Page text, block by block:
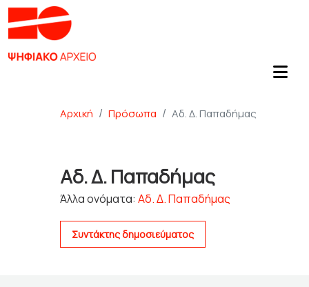
Αρχική Πρόσωπα Αδ. Δ. Παπαδήμας
Αδ. Δ. Παπαδήμας
Άλλα ονόματα: Αδ. Δ. Παπαδήμας
Συντάκτης δημοσιεύματος